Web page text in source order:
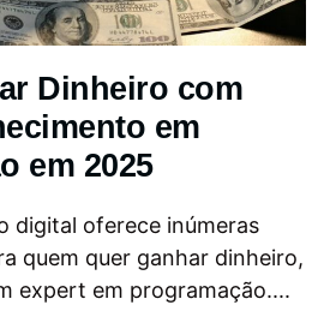
Dinheiro com
em
em 2025
digital oferece inúmeras
quem quer ganhar dinheiro,
expert em programação....